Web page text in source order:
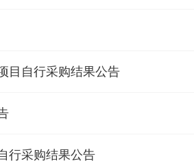
目自行采购结果公告
行采购结果公告